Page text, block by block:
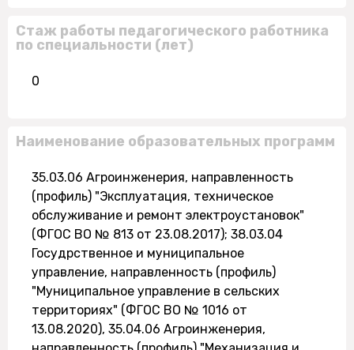
Стаж работы педагогического работника
по специальности (лет)
0
Наименование образовательных программ
35.03.06 Агроинженерия, направленность
(профиль) "Эксплуатация, техническое
обслуживание и ремонт электроустановок"
(ФГОС ВО № 813 от 23.08.2017); 38.03.04
Госудрственное и муниципальное
управление, направленность (профиль)
"Муниципальное управление в сельских
территориях" (ФГОС ВО № 1016 от
13.08.2020), 35.04.06 Агроинженерия,